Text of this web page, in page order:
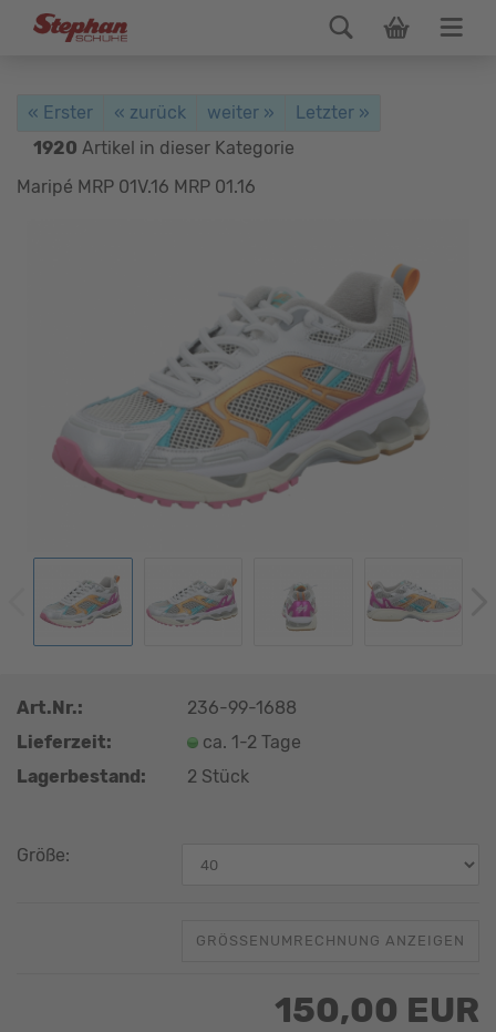
« Erster « zurück weiter »
Letzter »
1920 Artikel in dieser Kategorie
Maripé MRP 01V.16 MRP 01.16
Art.Nr.:
236-99-1688
Lieferzeit:
ca. 1-2 Tage
Lagerbestand:
2 Stück
Größe:
GRÖSSENUMRECHNUNG ANZEIGEN
150,00 EUR